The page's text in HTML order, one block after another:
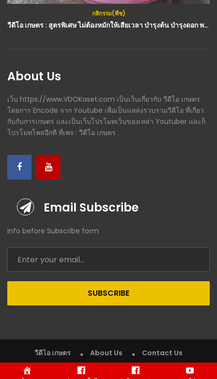
กสิกรรม(พืช)
วีดีโอ เกษตร : สูตรพิเศษ ไม่ต้องหมักให้เสียเวลา บำรุงต้น บำรุงดอก พริก มะเขือ ถั่วฝักยาว ดกเกินคาด สาคู channel
About Us
เว็บ https://www.VDOKaset.com เป็นเว็บเกี่ยวกับ วีดีโอ เกษตร
โดยการ Encode จาก Youtube เพื่อเป็นแหล่งรวบรวมวีดีโอ ที่เกี่ยว
กับกับการเกษตร และเป็นเว็บโปรโมทเว็บของเหล่า Youtuber และก็
โปรโมทโพสอีกที ที่เพจ : วีดีโอ เกษตร
Email Subscribe
Info before Subscribe form
SUBSCRIBE
วีดีโอ เกษตร About Us Contact Us
Copyright © 2020 VDO Kaset (วีดีโอ เกษตร). All rights reserved.